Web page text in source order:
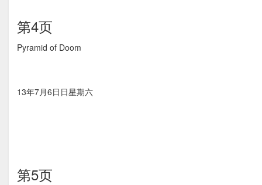
第4页
Pyramid of Doom
13年7月6⽇日星期六
第5页